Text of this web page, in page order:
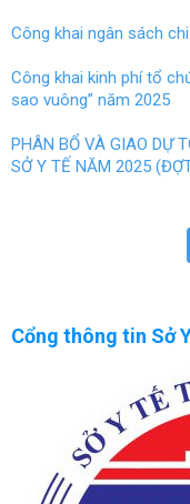
Công khai ngân sách
Công khai kinh phí tổ
sao vuông” năm 2025
PHÂN BỔ VÀ GIAO DỰ
SỞ Y TẾ NĂM 2025
Cổng thông tin Sở